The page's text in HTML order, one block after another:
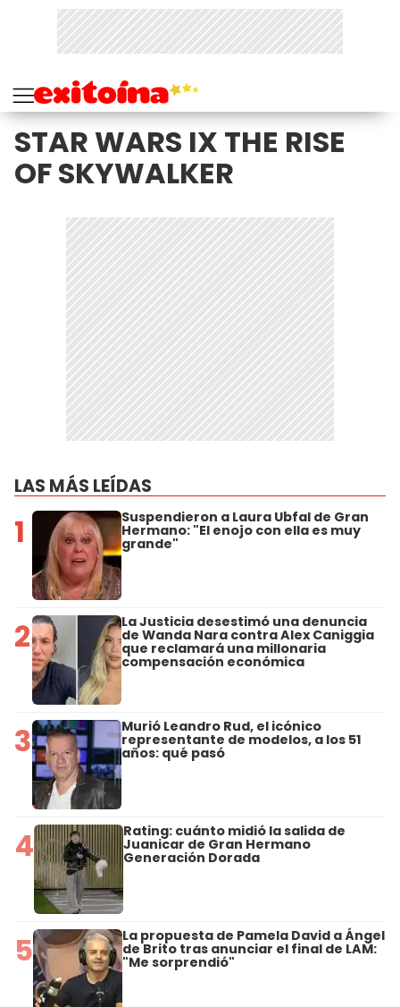
STAR WARS IX THE RISE
OF SKYWALKER
LAS MÁS LEÍDAS
1 Suspendieron a Laura Ubfal de Gran
Hermano: "El enojo con ella es muy
grande"
2 La Justicia desestimó una denuncia
de Wanda Nara contra Alex Caniggia
que reclamará una millonaria
compensación económica
3 Murió Leandro Rud, el icónico
representante de modelos, a los 51
años: qué pasó
4 Rating: cuánto midió la salida de
Juanicar de Gran Hermano
Generación Dorada
5 La propuesta de Pamela David a Ángel
de Brito tras anunciar el final de LAM:
"Me sorprendió"